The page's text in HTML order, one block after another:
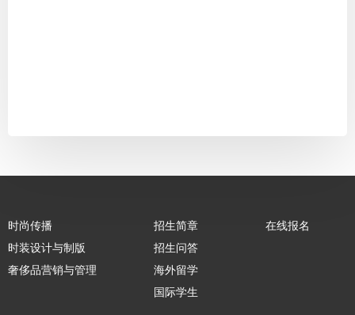
时尚传播
时装设计与制版
奢侈品营销与管理
招生简章
招生问答
海外留学
国际学生
在线报名